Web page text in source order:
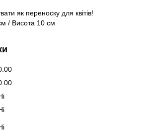
як переноску для квітів!
/ Висота 10 см